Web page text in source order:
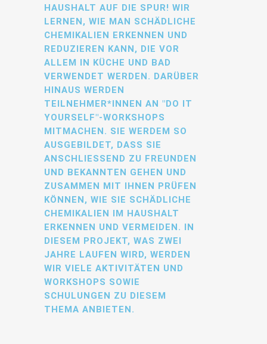
HAUSHALT AUF DIE SPUR! WIR
LERNEN, WIE MAN SCHÄDLICHE
CHEMIKALIEN ERKENNEN UND
REDUZIEREN KANN, DIE VOR
ALLEM IN KÜCHE UND BAD
VERWENDET WERDEN. DARÜBER
HINAUS WERDEN
TEILNEHMER*INNEN AN "DO IT
YOURSELF"-WORKSHOPS
MITMACHEN. SIE WERDEM SO
AUSGEBILDET, DASS SIE
ANSCHLIESSEND ZU FREUNDEN U
ND BEKANNTEN GEHEN UND Z
USAMMEN MIT IHNEN PRÜFEN K
ÖNNEN, WIE SIE SCHÄDLICHE C
HEMIKALIEN IM HAUSHALT E
RKENNEN UND VERMEIDEN. IN D
IESEM PROJEKT, WAS ZWEI J
AHRE LAUFEN WIRD, WERDEN W
IR VIELE AKTIVITÄTEN UND W
ORKSHOPS SOWIE S
CHULUNGEN ZU DIESEM T
HEMA ANBIETEN.